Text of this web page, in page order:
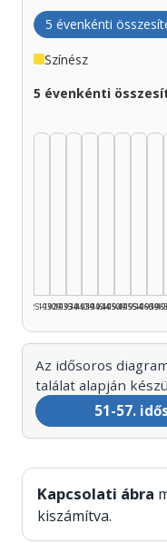
5 évenkénti
Színész
5 évenkénti
1925–1929
1930–1934
1935–1939
1940–1944
1945–1949
1950–1954
1955–1959
Az idősoros
találat alapján
51-57.
Kapcsolati ábra
kiszámítva.